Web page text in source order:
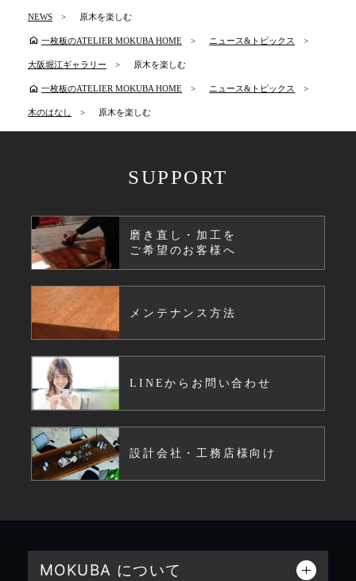
NEWS 原木を楽しむ
home 一枚板のATELIER MOKUBA HOME ニュース&トピックス
大阪堀江ギャラリー 原木を楽しむ
home 一枚板のATELIER MOKUBA HOME ニュース&トピックス
木のはなし 原木を楽しむ
SUPPORT
磨き直し・加工を
ご希望のお客様へ
メンテナンス方法
LINEからお問い合わせ
設計会社・工務店様向け
MOKUBA について